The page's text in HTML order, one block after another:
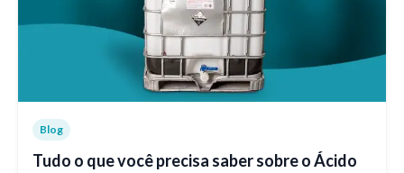
Blog
Tudo o que você precisa saber sobre o Ácido